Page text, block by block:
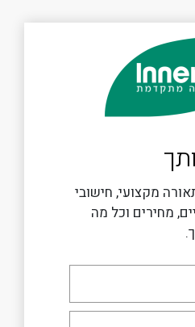
מקצועי, חישובי
מחירים וכל מה